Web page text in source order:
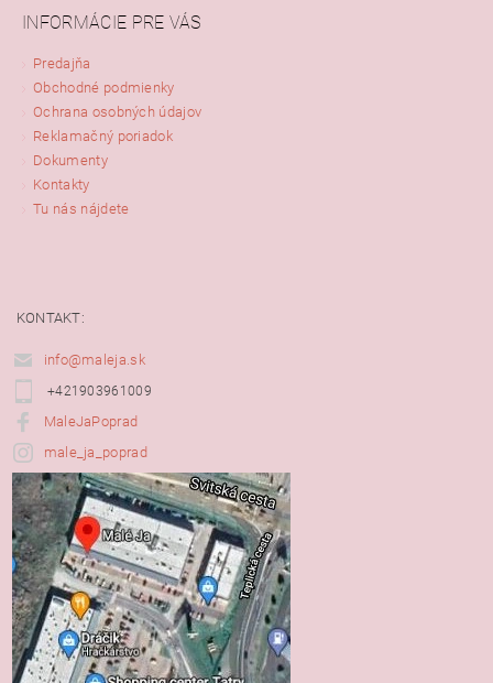
INFORMÁCIE PRE VÁS
Predajňa
Obchodné podmienky
Ochrana osobných údajov
Reklamačný poriadok
Dokumenty
Kontakty
Tu nás nájdete
KONTAKT:
info@maleja.sk
+421903961009
MaleJaPoprad
male_ja_poprad